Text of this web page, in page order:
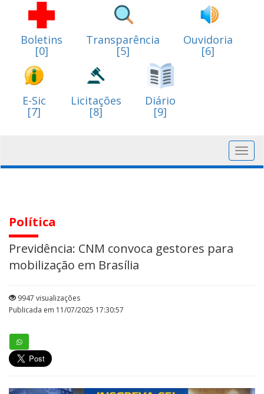
Boletins
[0]
Transparência
[5]
Ouvidoria
[6]
E-Sic
[7]
Licitações
[8]
Diário
[9]
Política
Previdência: CNM convoca gestores para
mobilização em Brasília
9947 visualizações
Publicada em 11/07/2025 17:30:57